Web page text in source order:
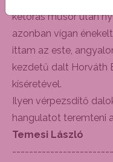
kétórás műsor után
azonban vígan
ittam az este,
kezdetű dalt Horváth
kíséretével.
Ilyen vérpezsdítő
hangulatot teremteni
Temesi László